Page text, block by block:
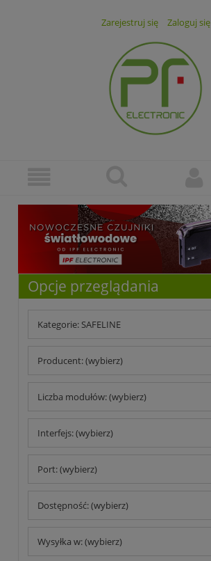
Zarejestruj się Zaloguj się
Opcje przeglądania
Kategorie: SAFELINE
Producent: (wybierz)
Liczba modułów: (wybierz)
Interfejs: (wybierz)
Port: (wybierz)
Dostępność: (wybierz)
Wysyłka w: (wybierz)